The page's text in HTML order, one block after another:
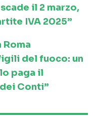
il 2 marzo,
IVA 2025”
Roma
del fuoco: un
paga il
Conti”